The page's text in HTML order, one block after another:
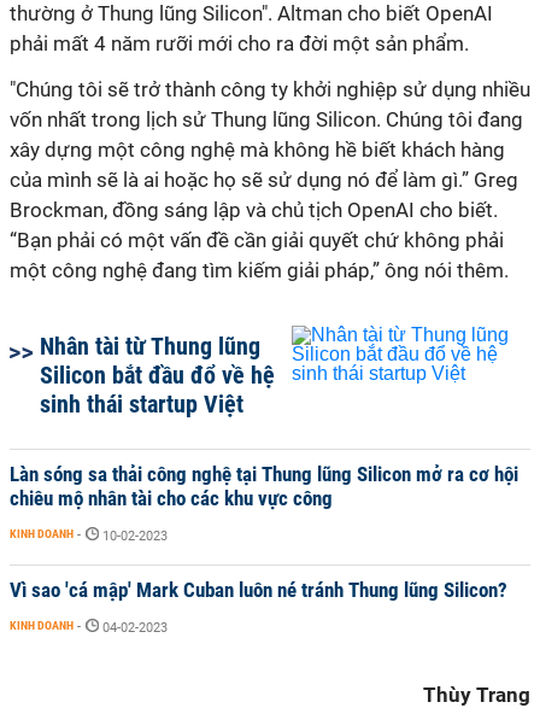
thường ở Thung lũng Silicon". Altman cho biết OpenAI
phải mất 4 năm rưỡi mới cho ra đời một sản phẩm.
"Chúng tôi sẽ trở thành công ty khởi nghiệp sử dụng nhiều
vốn nhất trong lịch sử Thung lũng Silicon. Chúng tôi đang
xây dựng một công nghệ mà không hề biết khách hàng
của mình sẽ là ai hoặc họ sẽ sử dụng nó để làm gì.” Greg
Brockman, đồng sáng lập và chủ tịch OpenAI cho biết.
“Bạn phải có một vấn đề cần giải quyết chứ không phải
một công nghệ đang tìm kiếm giải pháp,” ông nói thêm.
Nhân tài từ Thung lũng
Silicon bắt đầu đổ về hệ
sinh thái startup Việt
Làn sóng sa thải công nghệ tại Thung lũng Silicon mở ra cơ hội
chiêu mộ nhân tài cho các khu vực công
KINH DOANH - 10-02-2023
Vì sao 'cá mập' Mark Cuban luôn né tránh Thung lũng Silicon?
KINH DOANH - 04-02-2023
Thùy Trang